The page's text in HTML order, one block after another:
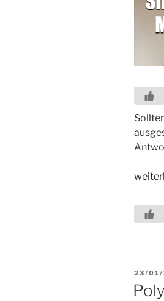
und
Portal“
Rooms
–
oder
nicht?“
AM
23/01/